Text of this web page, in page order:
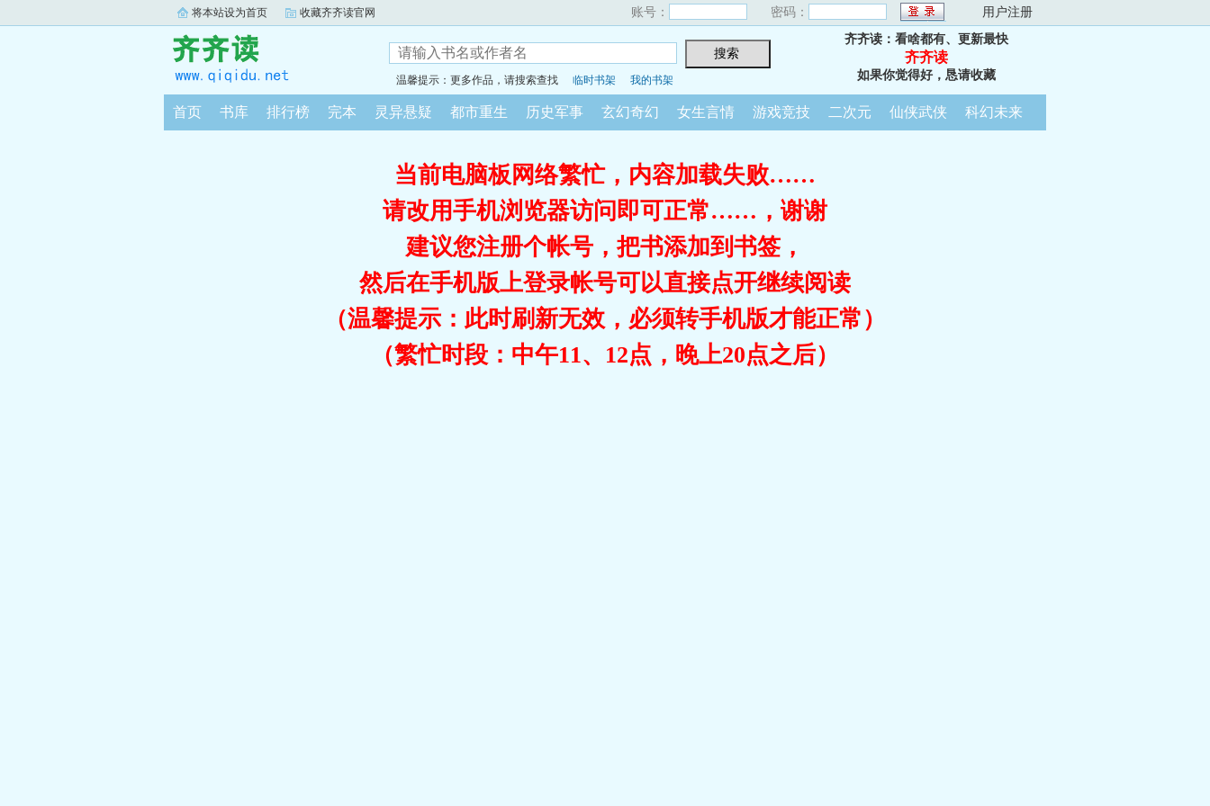
将本站设为首页 收藏齐齐读官网 账号： 密码： 用户注册
温馨提示：更多作品，请搜索查找 临时书架 我的书架
齐齐读：看啥都有、更新最快
齐齐读
如果你觉得好，恳请收藏
首页 书库 排行榜 完本 灵异悬疑 都市重生 历史军事 玄幻奇幻 女生言情 游戏竞技 二次元 仙侠武侠 科幻未来
当前电脑板网络繁忙，内容加载失败……
请改用手机浏览器访问即可正常……，谢谢
建议您注册个帐号，把书添加到书签，
然后在手机版上登录帐号可以直接点开继续阅读
（温馨提示：此时刷新无效，必须转手机版才能正常）
（繁忙时段：中午11、12点，晚上20点之后）